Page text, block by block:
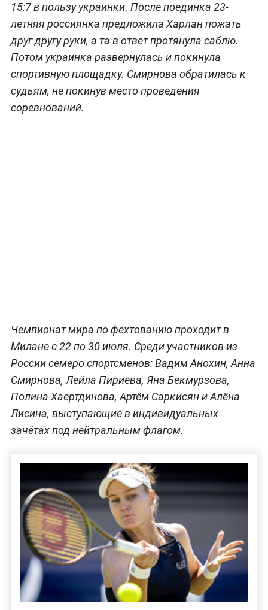
15:7 в пользу украинки. После поединка 23-
летняя россиянка предложила Харлан пожать
друг другу руки, а та в ответ протянула саблю.
Потом украинка развернулась и покинула
спортивную площадку. Смирнова обратилась к
судьям, не покинув место проведения
соревнований.
Чемпионат мира по фехтованию проходит в
Милане с 22 по 30 июля. Среди участников из
России семеро спортсменов: Вадим Анохин, Анна
Смирнова, Лейла Пириева, Яна Бекмурзова,
Полина Хаертдинова, Артём Саркисян и Алёна
Лисина, выступающие в индивидуальных
зачётах под нейтральным флагом.